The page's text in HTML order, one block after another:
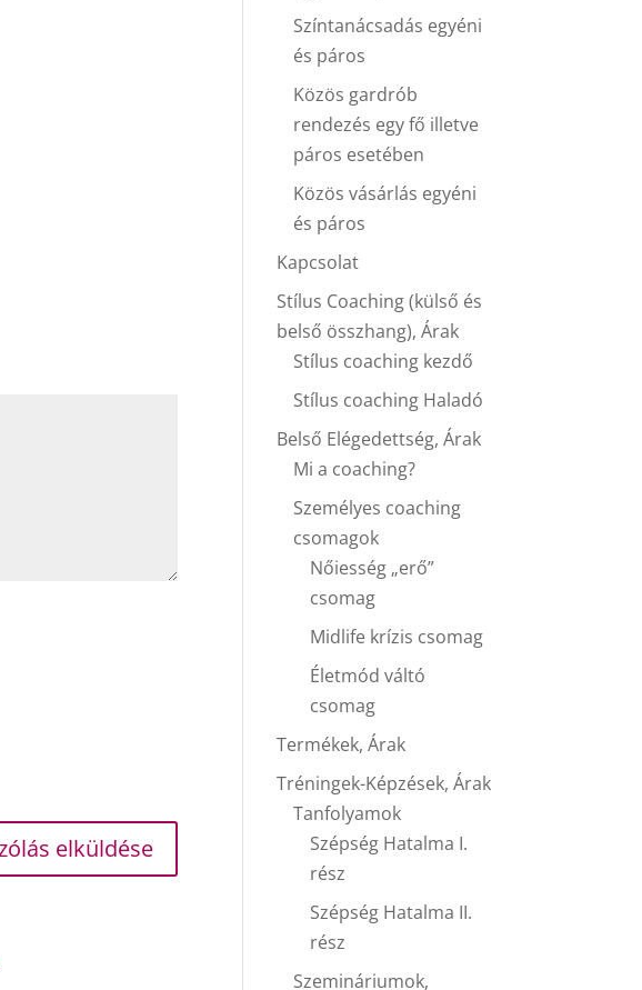
Színtanácsadás egyéni
és páros
Közös gardrób
rendezés egy fő illetve
páros esetében
Közös vásárlás egyéni
és páros
Kapcsolat
Stílus Coaching (külső és
belső összhang), Árak
Stílus coaching kezdő
Stílus coaching Haladó
Belső Elégedettség, Árak
Mi a coaching?
Személyes coaching
csomagok
Nőiesség „erő”
csomag
Midlife krízis csomag
Életmód váltó
csomag
Termékek, Árak
Tréningek-Képzések, Árak
Tanfolyamok
Szépség Hatalma I.
rész
Szépség Hatalma II.
rész
Szemináriumok,